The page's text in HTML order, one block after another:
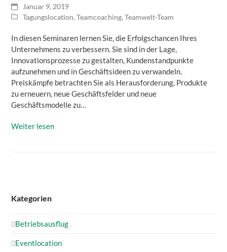
Januar 9, 2019
Tagungslocation,Teamcoaching,Teamwelt-Team
In diesen Seminaren lernen Sie, die Erfolgschancen Ihres
Unternehmens zu verbessern. Sie sind in der Lage,
Innovationsprozesse zu gestalten, Kundenstandpunkte
aufzunehmen und in Geschäftsideen zu verwandeln.
Preiskämpfe betrachten Sie als Herausforderung, Produkte
zu erneuern, neue Geschäftsfelder und neue
Geschäftsmodelle zu…
Weiter lesen
Kategorien
Betriebsausflug
Eventlocation